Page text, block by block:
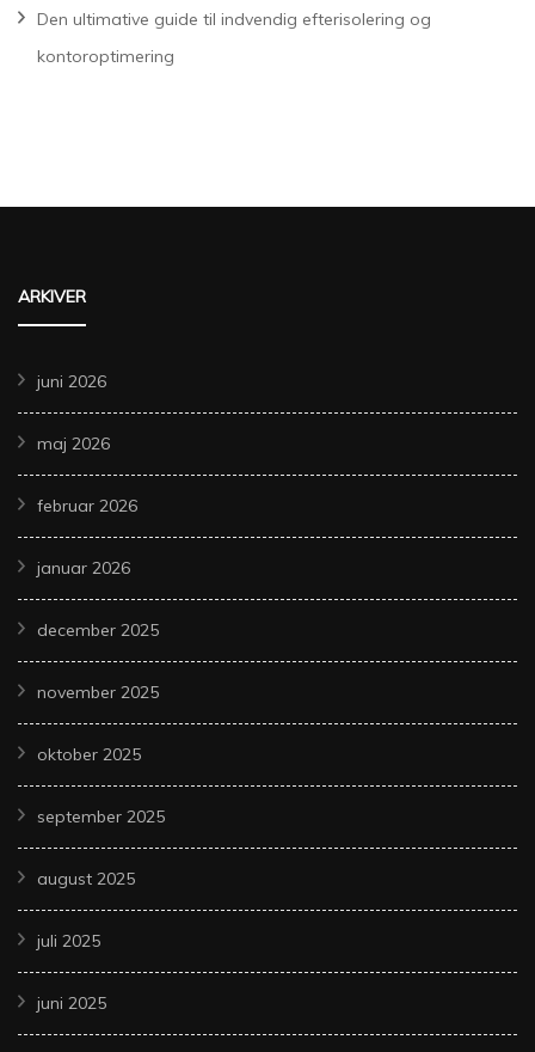
Den ultimative guide til indvendig efterisolering og
kontoroptimering
ARKIVER
juni 2026
maj 2026
februar 2026
januar 2026
december 2025
november 2025
oktober 2025
september 2025
august 2025
juli 2025
juni 2025